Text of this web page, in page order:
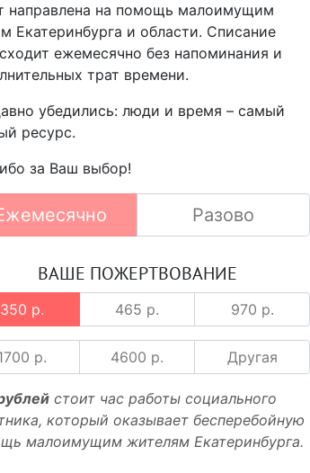
направлена на помощь малоимущим
Екатеринбурга и области. Списание
ежемесячно без напоминания и
трат времени.
убедились: люди и время – самый
ресурс.
за Ваш выбор!
Разово
ВАШЕ ПОЖЕРТВОВАНИЕ
350 р. 465 р. 970 р.
р. 4600 р. Другая
стоит час работы социального
который оказывает бесперебойную
малоимущим жителям Екатеринбурга.